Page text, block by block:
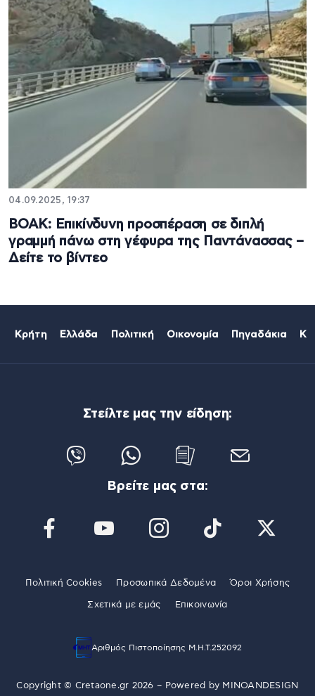
04.09.2025, 19:37
ΒΟΑΚ: Επικίνδυνη προσπέραση σε διπλή
γραμμή πάνω στη γέφυρα της Παντάνασσας –
Δείτε το βίντεο
Κρήτη Ελλάδα Πολιτική Οικονομία Πηγαδάκια
Στείλτε μας την είδηση:
Βρείτε μας στα:
Πολιτική Cookies Προσωπικά Δεδομένα Όροι Χρήσης
Σχετικά με εμάς Επικοινωνία
Αριθμός Πιστοποίησης Μ.Η.Τ.252092
Copyright © Cretaone.gr 2026 – Powered by MINOANDESIGN